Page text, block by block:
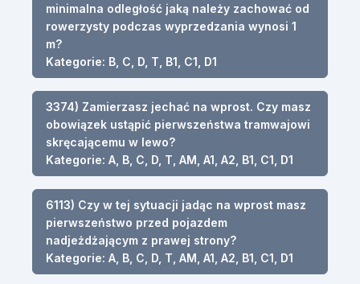
minimalna odległość jaką należy zachować od
rowerzysty podczas wyprzedzania wynosi 1
m?
Kategorie: B, C, D, T, B1, C1, D1
3374) Zamierzasz jechać na wprost. Czy masz
obowiązek ustąpić pierwszeństwa tramwajowi
skręcającemu w lewo?
Kategorie: A, B, C, D, T, AM, A1, A2, B1, C1, D1
6113) Czy w tej sytuacji jadąc na wprost masz
pierwszeństwo przed pojazdem
nadjeżdżającym z prawej strony?
Kategorie: A, B, C, D, T, AM, A1, A2, B1, C1, D1